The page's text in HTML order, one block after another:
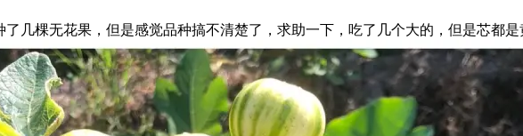
了几棵无花果，但是感觉品种搞不清楚了，求助一下，吃了几个大的，但是芯都是